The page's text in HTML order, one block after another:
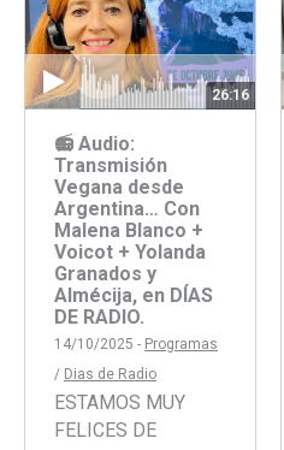
26:16
📻 Audio:
Transmisión
Vegana desde
Argentina… Con
Malena Blanco +
Voicot + Yolanda
Granados y
Almécija, en DÍAS
DE RADIO.
14/10/2025 - Programas
/ Dias de Radio
ESTAMOS MUY
FELICES DE